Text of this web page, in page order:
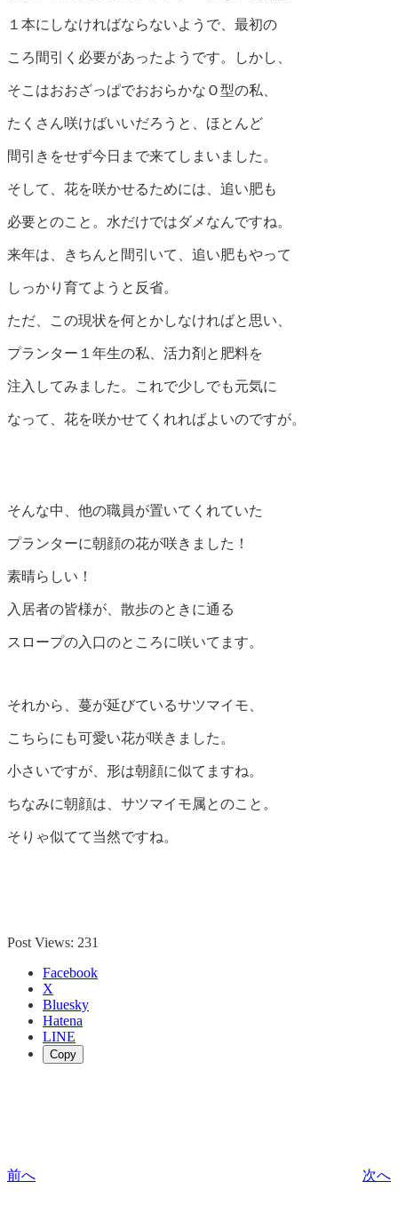
１本にしなければならないようで、最初の
ころ間引く必要があったようです。しかし、
そこはおおざっぱでおおらかなＯ型の私、
たくさん咲けばいいだろうと、ほとんど
間引きをせず今日まで来てしまいました。
そして、花を咲かせるためには、追い肥も
必要とのこと。水だけではダメなんですね。
来年は、きちんと間引いて、追い肥もやって
しっかり育てようと反省。
ただ、この現状を何とかしなければと思い、
プランター１年生の私、活力剤と肥料を
注入してみました。これで少しでも元気に
なって、花を咲かせてくれればよいのですが。
そんな中、他の職員が置いてくれていた
プランターに朝顔の花が咲きました！
素晴らしい！
入居者の皆様が、散歩のときに通る
スロープの入口のところに咲いてます。
それから、蔓が延びているサツマイモ、
こちらにも可愛い花が咲きました。
小さいですが、形は朝顔に似てますね。
ちなみに朝顔は、サツマイモ属とのこと。
そりゃ似てて当然ですね。
Post Views: 231
Facebook
X
Bluesky
Hatena
LINE
Copy
前へ 次へ